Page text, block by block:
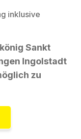
inklusive
Sankt
Ingolstadt
zu